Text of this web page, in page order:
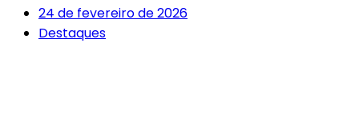
24 de fevereiro de 2026
Destaques